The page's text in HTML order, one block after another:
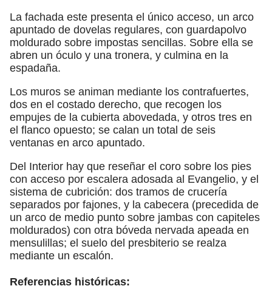
La fachada este presenta el único acceso, un arco
apuntado de dovelas regulares, con guardapolvo
moldurado sobre impostas sencillas. Sobre ella se
abren un óculo y una tronera, y culmina en la
espadaña.
Los muros se animan mediante los contrafuertes,
dos en el costado derecho, que recogen los
empujes de la cubierta abovedada, y otros tres en
el flanco opuesto; se calan un total de seis
ventanas en arco apuntado.
Del Interior hay que reseñar el coro sobre los pies
con acceso por escalera adosada al Evangelio, y el
sistema de cubrición: dos tramos de crucería
separados por fajones, y la cabecera (precedida de
un arco de medio punto sobre jambas con capiteles
moldurados) con otra bóveda nervada apeada en
mensulillas; el suelo del presbiterio se realza
mediante un escalón.
Referencias históricas: